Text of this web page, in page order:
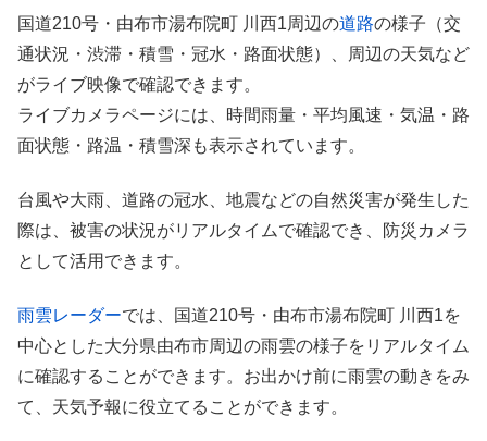
国道210号・由布市湯布院町 川西1周辺の道路の様子（交
通状況・渋滞・積雪・冠水・路面状態）、周辺の天気など
がライブ映像で確認できます。
ライブカメラページには、時間雨量・平均風速・気温・路
面状態・路温・積雪深も表示されています。
台風や大雨、道路の冠水、地震などの自然災害が発生した
際は、被害の状況がリアルタイムで確認でき、防災カメラ
として活用できます。
雨雲レーダーでは、国道210号・由布市湯布院町 川西1を
中心とした大分県由布市周辺の雨雲の様子をリアルタイム
に確認することができます。お出かけ前に雨雲の動きをみ
て、天気予報に役立てることができます。